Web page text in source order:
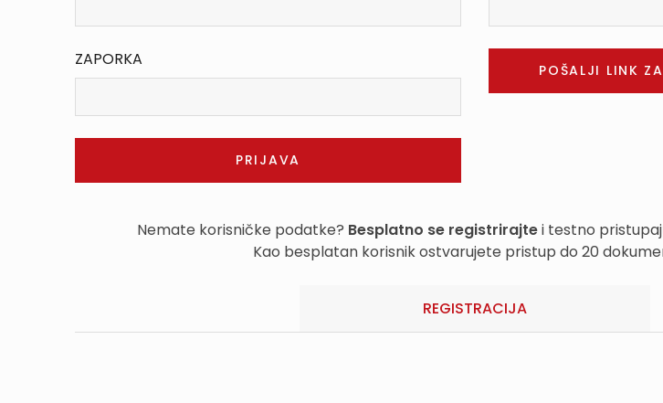
ZAPORKA
Nemate korisničke podatke? Besplatno se registrirajtei testno
Kao besplatan korisnik ostvarujete pristup do 20
REGISTRACIJA